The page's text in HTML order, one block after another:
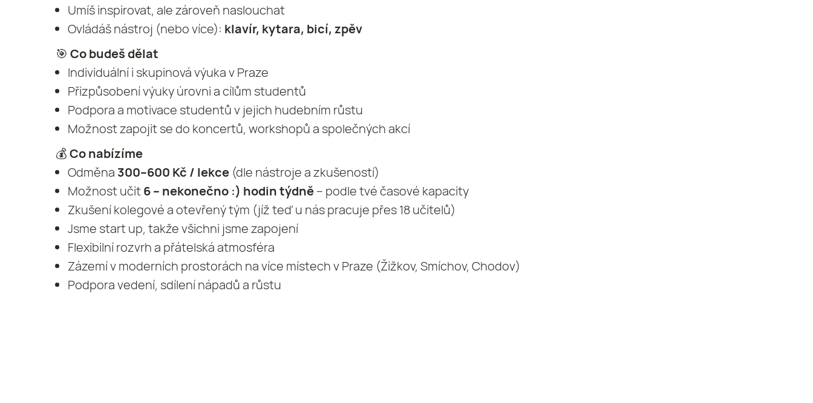
Umíš inspirovat, ale zároveň naslouchat
Ovládáš nástroj (nebo více): klavír, kytara, bicí, zpěv
🎯 Co budeš dělat
Individuální i skupinová výuka v Praze
Přizpůsobení výuky úrovni a cílům studentů
Podpora a motivace studentů v jejich hudebním růstu
Možnost zapojit se do koncertů, workshopů a společných akcí
💰Co nabízíme
Odměna 300–600 Kč / lekce (dle nástroje a zkušeností)
Možnost učit6 – nekonečno :) hodin týdně– podle tvé časové kapacity
Zkušení kolegové a otevřený tým (jíž teď u nás pracuje přes 18 učitelů)
Jsme start up, takže všichni jsme zapojení
Flexibilní rozvrh a přátelská atmosféra
Zázemí v moderních prostorách na více místech v Praze (Žižkov, Smíchov, Chodov)
Podpora vedení, sdílení nápadů a růstu